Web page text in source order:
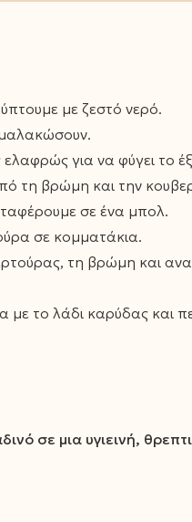
με ζεστό νερό.
μαλακώσουν.
για να φύγει το
τη βρώμη και την
σε ένα μπολ.
σε κομματάκια.
τη βρώμη και
με το λάδι καρύδας και
σε μια υγιεινή,